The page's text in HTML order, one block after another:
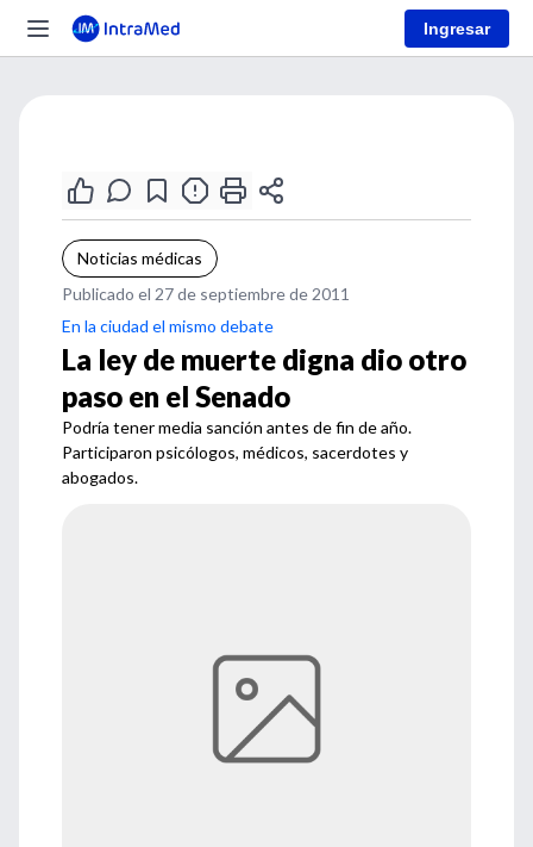
Ingresar
Noticias médicas
Publicado el 27 de septiembre de 2011
En la ciudad el mismo debate
La ley de muerte digna dio otro
paso en el Senado
Podría tener media sanción antes de fin de año.
Participaron psicólogos, médicos, sacerdotes y
abogados.